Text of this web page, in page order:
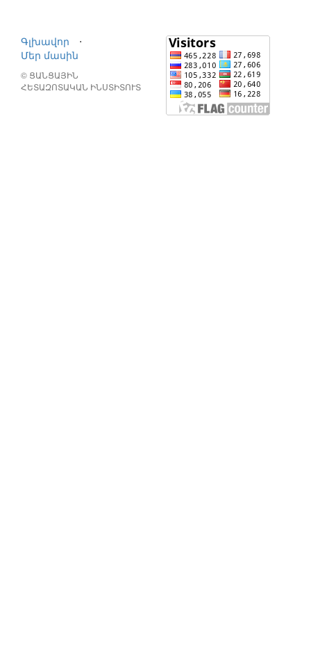
Գլխավոր
⋅
Մեր մասին
© ՑԱՆՑԱՅԻՆ
ՀԵՏԱԶՈՏԱԿԱՆ ԻՆՍՏԻՏՈՒՏ